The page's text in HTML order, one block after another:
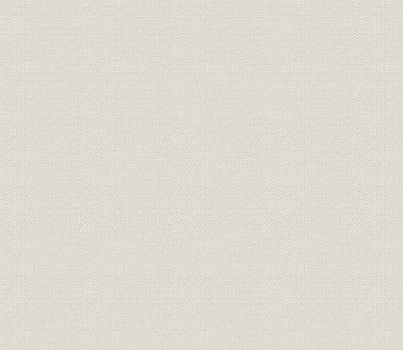
銀行;財務・業績 全国地方銀行主要勘定
昭和5年
(1940年)
銀行;財務・業績 山陰貯蓄銀行主要勘定
昭和6年
(1940年)
銀行;財務・業績 全国貯蓄銀行主要勘定
昭和5年
(1940年)
銀行;株式 山陰地方の銀行の配当率
昭和2年
(1935年)
貯蓄;シェア
山陰地方の金融機関別預貯金シ
ェアの推移
昭和7年
(1937年)末